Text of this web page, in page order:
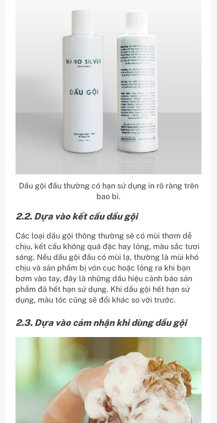
Dầu gội đầu thường có hạn sử dụng in rõ ràng trên
bao bì.
2.2. Dựa vào kết cấu dầu gội
Các loại dầu gội thông thường sẽ có mùi thơm dễ
chịu, kết cấu không quá đặc hay lỏng, màu sắc tươi
sáng. Nếu dầu gội đầu có mùi lạ, thường là mùi khó
chịu và sản phẩm bị vón cục hoặc lỏng ra khi bạn
bơm vào tay, đây là những dấu hiệu cảnh báo sản
phẩm đã hết hạn sử dụng. Khi dầu gội hết hạn sử
dụng, màu tóc cũng sẽ đổi khác so với trước.
2.3. Dựa vào cảm nhận khi dùng dầu gội